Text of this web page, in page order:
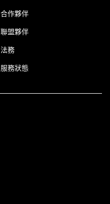
合作夥伴
聯盟夥伴
法務
服務狀態